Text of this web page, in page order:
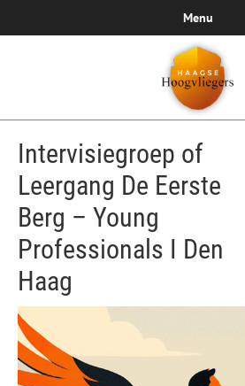
Menu
Intervisiegroep of
Leergang De Eerste
Berg – Young
Professionals I Den
Haag